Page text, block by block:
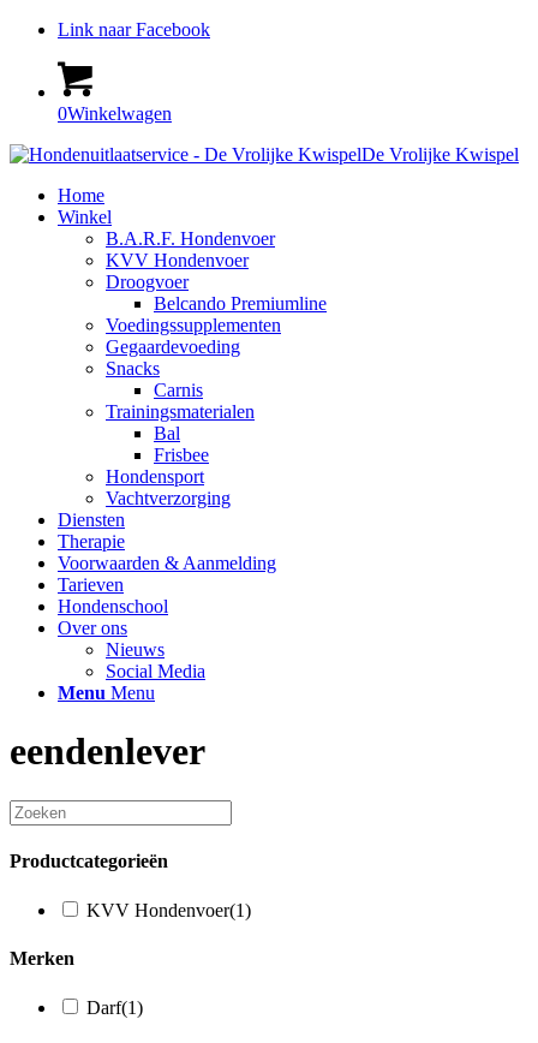
Link naar Facebook
0Winkelwagen
De Vrolijke Kwispel
Home
Winkel
B.A.R.F. Hondenvoer
KVV Hondenvoer
Droogvoer
Belcando Premiumline
Voedingssupplementen
Gegaardevoeding
Snacks
Carnis
Trainingsmaterialen
Bal
Frisbee
Hondensport
Vachtverzorging
Diensten
Therapie
Voorwaarden & Aanmelding
Tarieven
Hondenschool
Over ons
Nieuws
Social Media
Menu Menu
eendenlever
Productcategorieën
KVV Hondenvoer(1)
Merken
Darf(1)